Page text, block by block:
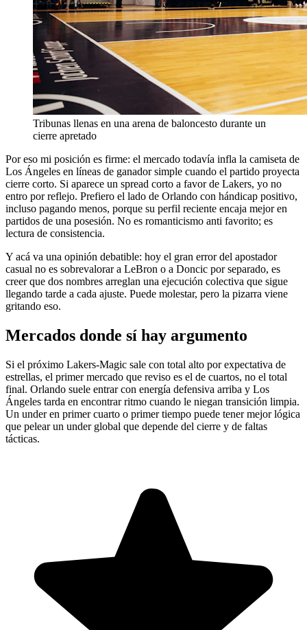
Tribunas llenas en una arena de baloncesto durante un
cierre apretado
Por eso mi posición es firme: el mercado todavía infla la camiseta de
Los Ángeles en líneas de ganador simple cuando el partido proyecta
cierre corto. Si aparece un spread corto a favor de Lakers, yo no
entro por reflejo. Prefiero el lado de Orlando con hándicap positivo,
incluso pagando menos, porque su perfil reciente encaja mejor en
partidos de una posesión. No es romanticismo anti favorito; es
lectura de consistencia.
Y acá va una opinión debatible: hoy el gran error del apostador
casual no es sobrevalorar a LeBron o a Doncic por separado, es
creer que dos nombres arreglan una ejecución colectiva que sigue
llegando tarde a cada ajuste. Puede molestar, pero la pizarra viene
gritando eso.
Mercados donde sí hay argumento
Si el próximo Lakers-Magic sale con total alto por expectativa de
estrellas, el primer mercado que reviso es el de cuartos, no el total
final. Orlando suele entrar con energía defensiva arriba y Los
Ángeles tarda en encontrar ritmo cuando le niegan transición limpia.
Un under en primer cuarto o primer tiempo puede tener mejor lógica
que pelear un under global que depende del cierre y de faltas
tácticas.